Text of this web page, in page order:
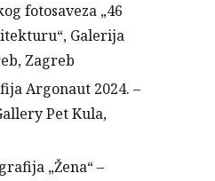
fotosaveza „46
Galerija
Zagreb
Argonaut 2024. –
Pet Kula,
„Žena“ –